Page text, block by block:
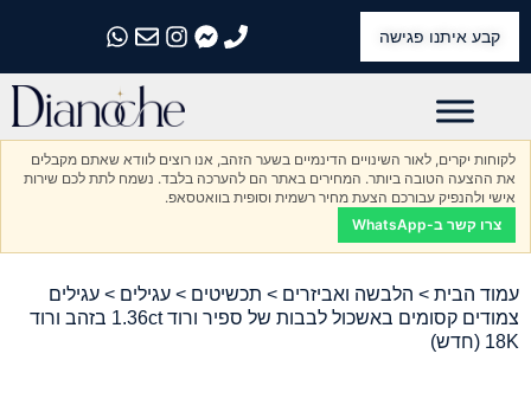
קבע איתנו פגישה
התקשרו אלינו
התקשרו אלינו
התקשרו אלינו
התקשרו אלינו
התקשרו אלינו
לקוחות יקרים, לאור השינויים הדינמיים בשער הזהב, אנו רוצים לוודא שאתם מקבלים
את ההצעה הטובה ביותר. המחירים באתר הם להערכה בלבד. נשמח לתת לכם שירות
אישי ולהנפיק עבורכם הצעת מחיר רשמית וסופית בוואטסאפ.
צרו קשר ב-WhatsApp
עמוד הבית > הלבשה ואביזרים > תכשיטים > עגילים > עגילים
צמודים קסומים באשכול לבבות של ספיר ורוד 1.36ct בזהב ורוד
18K (חדש)